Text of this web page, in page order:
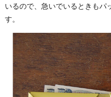
いるので、急いでいるときもパ
す。